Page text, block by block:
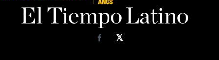
𝕏
Facebook